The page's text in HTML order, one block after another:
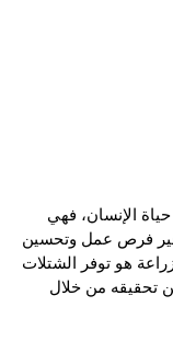
الإنسان، فهي
فرص عمل وتحسين
هو توفر الشتلات
تحقيقه من خلال